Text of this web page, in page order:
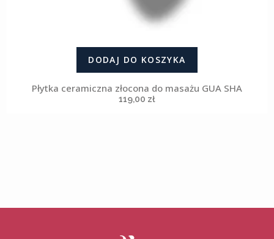
DODAJ DO KOSZYKA
Płytka ceramiczna złocona do masażu GUA SHA
119,00 zł